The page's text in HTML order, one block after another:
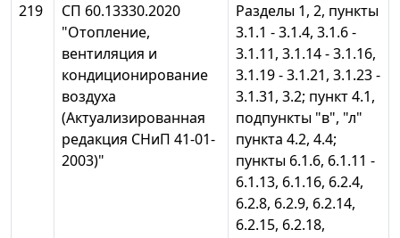
219
СП 60.13330.2020
"Отопление,
вентиляция и
кондиционирование
воздуха
(Актуализированная
редакция СНиП 41-01-
2003)"
Разделы 1, 2, пункты
3.1.1 - 3.1.4, 3.1.6 -
3.1.11, 3.1.14 - 3.1.16,
3.1.19 - 3.1.21, 3.1.23 -
3.1.31, 3.2; пункт 4.1,
подпункты "в", "л"
пункта 4.2, 4.4;
пункты 6.1.6, 6.1.11 -
6.1.13, 6.1.16, 6.2.4,
6.2.8, 6.2.9, 6.2.14,
6.2.15, 6.2.18,